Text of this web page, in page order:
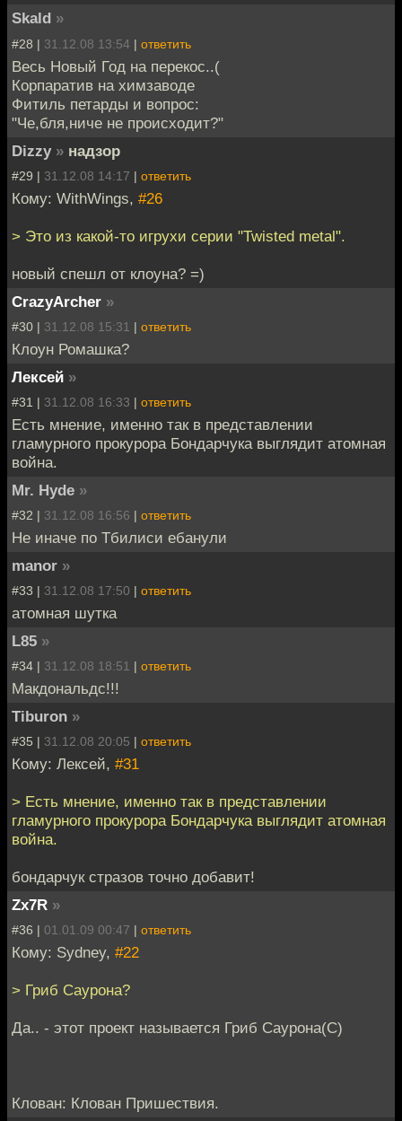
Skald »
#28 | 31.12.08 13:54 | ответить
Весь Новый Год на перекос..(
Корпаратив на химзаводе
Фитиль петарды и вопрос:
"Че,бля,ниче не происходит?"
Dizzy » надзор
#29 | 31.12.08 14:17 | ответить
Кому: WithWings, #26
> Это из какой-то игрухи серии "Twisted metal".
новый спешл от клоуна? =)
CrazyArcher »
#30 | 31.12.08 15:31 | ответить
Клоун Ромашка?
Лексей »
#31 | 31.12.08 16:33 | ответить
Есть мнение, именно так в представлении
гламурного прокурора Бондарчука выглядит атомная
война.
Mr. Hyde »
#32 | 31.12.08 16:56 | ответить
Не иначе по Тбилиси ебанули
manor »
#33 | 31.12.08 17:50 | ответить
атомная шутка
L85 »
#34 | 31.12.08 18:51 | ответить
Макдональдс!!!
Tiburon »
#35 | 31.12.08 20:05 | ответить
Кому: Лексей, #31
> Есть мнение, именно так в представлении
гламурного прокурора Бондарчука выглядит атомная
война.
бондарчук стразов точно добавит!
Zx7R »
#36 | 01.01.09 00:47 | ответить
Кому: Sydney, #22
> Гриб Саурона?
Да.. - этот проект называется Гриб Саурона(С)
Клован: Клован Пришествия.